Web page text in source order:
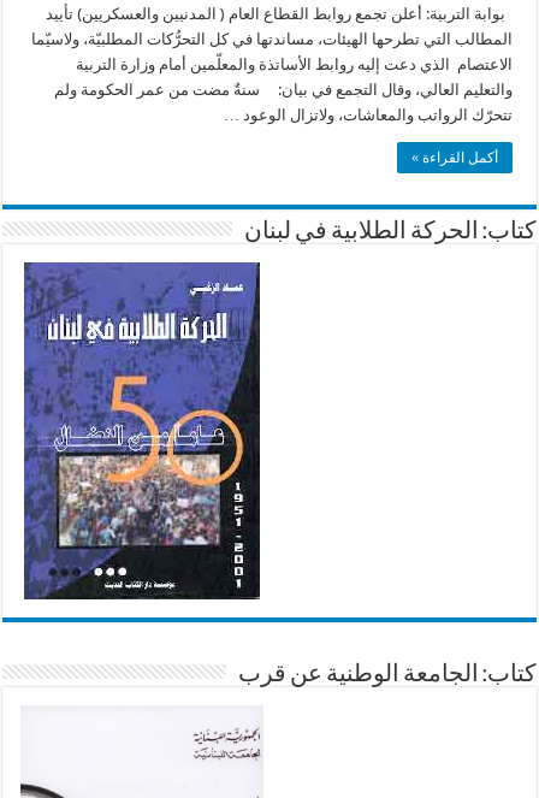
بوابة التربية: أعلن تجمع روابط القطاع العام ( المدنيين والعسكريين) تأييد
المطالب التي تطرحها الهيئات، مساندتها في كل التحرُّكات المطلبيّة، ولاسيّما
الاعتصام الذي دعت إليه روابط الأساتذة والمعلّمين أمام وزارة التربية
والتعليم العالي، وقال التجمع في بيان: سنةٌ مضت من عمر الحكومة ولم
تتحرّك الرواتب والمعاشات، ولاتزال الوعود …
أكمل القراءة »
كتاب: الحركة الطلابية في لبنان
كتاب: الجامعة الوطنية عن قرب